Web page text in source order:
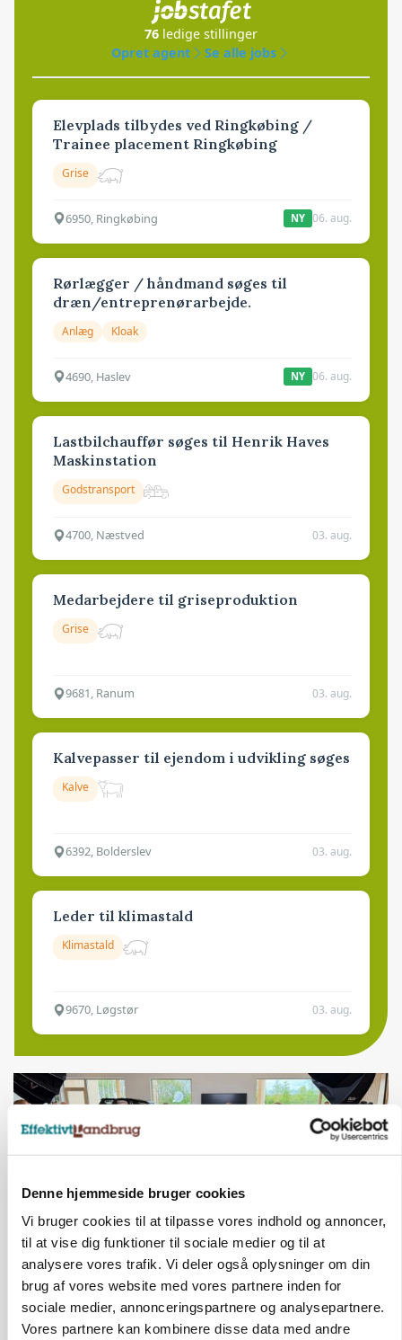
Denne hjemmeside bruger cookies
Vi bruger cookies til at tilpasse vores indhold og annoncer,
til at vise dig funktioner til sociale medier og til at
analysere vores trafik. Vi deler også oplysninger om din
brug af vores website med vores partnere inden for
sociale medier, annonceringspartnere og analysepartnere.
Vores partnere kan kombinere disse data med andre
76 ledige stillinger
Opret agent
Se alle jobs
Elevplads tilbydes ved Ringkøbing /
Trainee placement Ringkøbing
Grise
6950, Ringkøbing NY 06. aug.
Rørlægger / håndmand søges til
dræn/entreprenørarbejde.
Anlæg Kloak
4690, Haslev NY 06. aug.
Lastbilchauffør søges til Henrik Haves
Maskinstation
Godstransport
4700, Næstved 03. aug.
Medarbejdere til griseproduktion
Grise
9681, Ranum 03. aug.
Kalvepasser til ejendom i udvikling søges
Kalve
6392, Bolderslev 03. aug.
Leder til klimastald
Klimastald
9670, Løgstør 03. aug.
BUSINESS
Ejer eller medejer? Nyt tv-format udfordrer
landbrugets ejerstruktur